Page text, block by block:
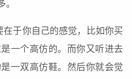
于你自己的感觉，比如你买
一个高仿的。而你又听进去
一双高仿鞋。然后你就会觉